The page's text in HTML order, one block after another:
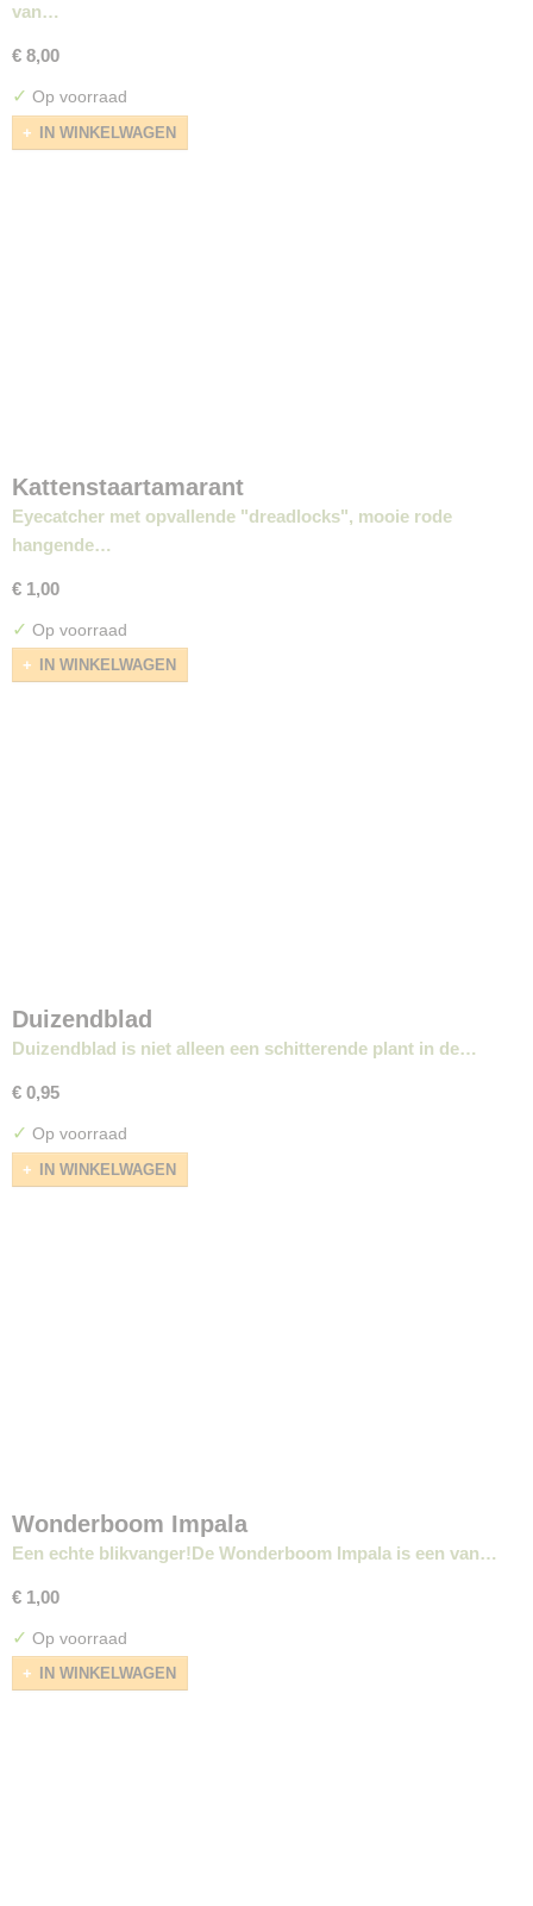
van…
€ 8,00
✓ Op voorraad
IN WINKELWAGEN
Kattenstaartamarant
Eyecatcher met opvallende "dreadlocks", mooie rode
hangende…
€ 1,00
✓ Op voorraad
IN WINKELWAGEN
Duizendblad
Duizendblad is niet alleen een schitterende plant in de…
€ 0,95
✓ Op voorraad
IN WINKELWAGEN
Wonderboom Impala
Een echte blikvanger!De Wonderboom Impala is een van…
€ 1,00
✓ Op voorraad
IN WINKELWAGEN